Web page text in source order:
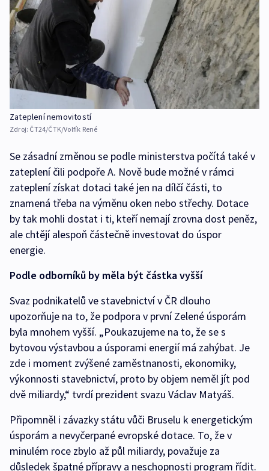
Zateplení nemovitostí
Zdroj: ČT24/ČTK/Volfík René
Se zásadní změnou se podle ministerstva počítá také v
zateplení čili podpoře A. Nově bude možné v rámci
zateplení získat dotaci také jen na dílčí části, to
znamená třeba na výměnu oken nebo střechy. Dotace
by tak mohli dostat i ti, kteří nemají zrovna dost peněz,
ale chtějí alespoň částečně investovat do úspor
energie.
Podle odborníků by měla být částka vyšší
Svaz podnikatelů ve stavebnictví v ČR dlouho
upozorňuje na to, že podpora v první Zelené úsporám
byla mnohem vyšší. „Poukazujeme na to, že se s
bytovou výstavbou a úsporami energií má zahýbat. Je
zde i moment zvýšené zaměstnanosti, ekonomiky,
výkonnosti stavebnictví, proto by objem neměl jít pod
dvě miliardy,“ tvrdí prezident svazu Václav Matyáš.
Připomněl i závazky státu vůči Bruselu k energetickým
úsporám a nevyčerpané evropské dotace. To, že v
minulém roce zbylo až půl miliardy, považuje za
důsledek špatné přípravy a neschopnosti program řídit.